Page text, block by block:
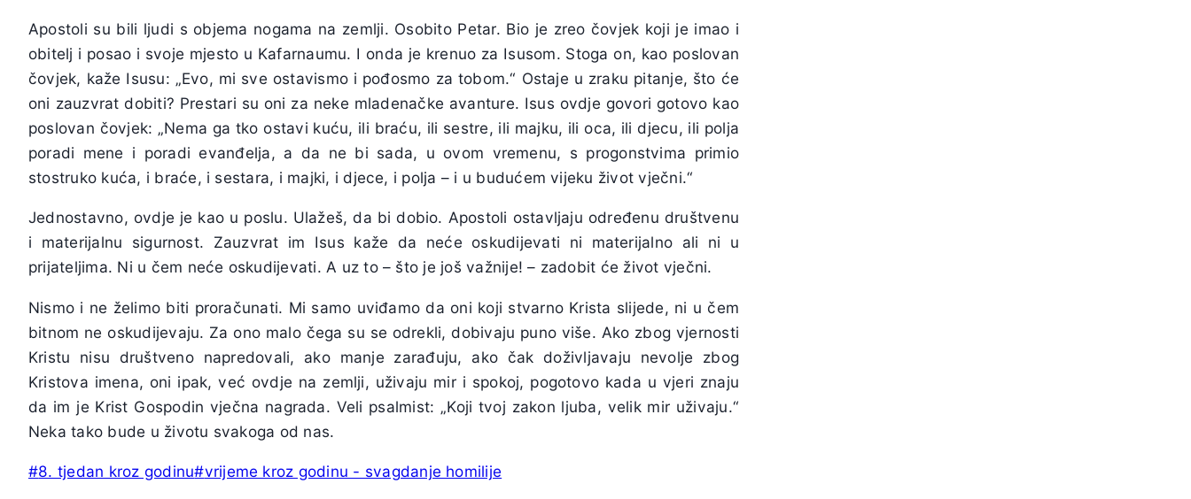
Apostoli su bili ljudi s objema nogama na zemlji. Osobito Petar. Bio je zreo čovjek koji je imao i
obitelj i posao i svoje mjesto u Kafarnaumu. I onda je krenuo za Isusom. Stoga on, kao poslovan
čovjek, kaže Isusu: „Evo, mi sve ostavismo i pođosmo za tobom.“ Ostaje u zraku pitanje, što će
oni zauzvrat dobiti? Prestari su oni za neke mladenačke avanture. Isus ovdje govori gotovo kao
poslovan čovjek: „Nema ga tko ostavi kuću, ili braću, ili sestre, ili majku, ili oca, ili djecu, ili polja
poradi mene i poradi evanđelja, a da ne bi sada, u ovom vremenu, s progonstvima primio
stostruko kuća, i braće, i sestara, i majki, i djece, i polja – i u budućem vijeku život vječni.“
Jednostavno, ovdje je kao u poslu. Ulažeš, da bi dobio. Apostoli ostavljaju određenu društvenu
i materijalnu sigurnost. Zauzvrat im Isus kaže da neće oskudijevati ni materijalno ali ni u
prijateljima. Ni u čem neće oskudijevati. A uz to – što je još važnije! – zadobit će život vječni.
Nismo i ne želimo biti proračunati. Mi samo uviđamo da oni koji stvarno Krista slijede, ni u čem
bitnom ne oskudijevaju. Za ono malo čega su se odrekli, dobivaju puno više. Ako zbog vjernosti
Kristu nisu društveno napredovali, ako manje zarađuju, ako čak doživljavaju nevolje zbog
Kristova imena, oni ipak, već ovdje na zemlji, uživaju mir i spokoj, pogotovo kada u vjeri znaju
da im je Krist Gospodin vječna nagrada. Veli psalmist: „Koji tvoj zakon ljuba, velik mir uživaju.“
Neka tako bude u životu svakoga od nas.
Post
#8. tjedan kroz godinu#vrijeme kroz godinu - svagdanje homilije